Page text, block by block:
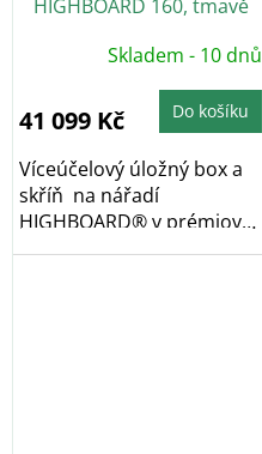
HIGHBOARD 160, tmavě
Skladem - 10 dnů
41 099 Kč Do košíku
Víceúčelový úložný box a
skříň na nářadí
HIGHBOARD® v prémiové
kvalitě, v provedení...